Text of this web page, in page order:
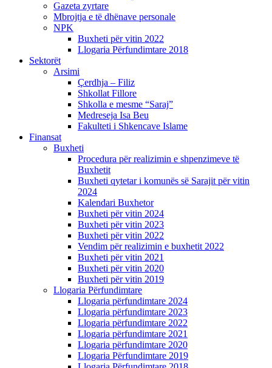
Gazeta zyrtare
Mbrojtja e të dhënave personale
NPK
Buxheti për vitin 2022
Llogaria Përfundimtare 2018
Sektorët
Arsimi
Çerdhja – Filiz
Shkollat Fillore
Shkolla e mesme “Saraj”
Medreseja Isa Beu
Fakulteti i Shkencave Islame
Finansat
Buxheti
Procedura për realizimin e shpenzimeve të
Buxhetit
Buxheti qytetar i komunës së Sarajit për vitin
2024
Kalendari Buxhetor
Buxheti për vitin 2024
Buxheti për vitin 2023
Buxheti për vitin 2022
Vendim për realizimin e buxhetit 2022
Buxheti për vitin 2021
Buxheti për vitin 2020
Buxheti për vitin 2019
Llogaria Përfundimtare
Llogaria përfundimtare 2024
Llogaria përfundimtare 2023
Llogaria përfundimtare 2022
Llogaria përfundimtare 2021
Llogaria përfundimtare 2020
Llogaria Përfundimtare 2019